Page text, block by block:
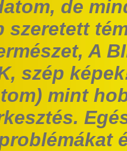
de
szeretett
A
szép
mint